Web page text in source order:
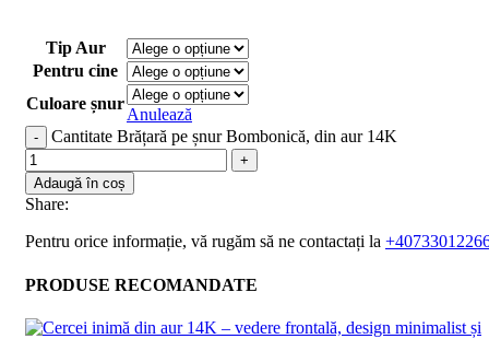
Tip Aur
Pentru cine
Culoare șnur
Anulează
Cantitate Brățară pe șnur Bombonică, din aur 14K
Adaugă în coș
Share:
Pentru orice informație, vă rugăm să ne contactați la
PRODUSE RECOMANDATE